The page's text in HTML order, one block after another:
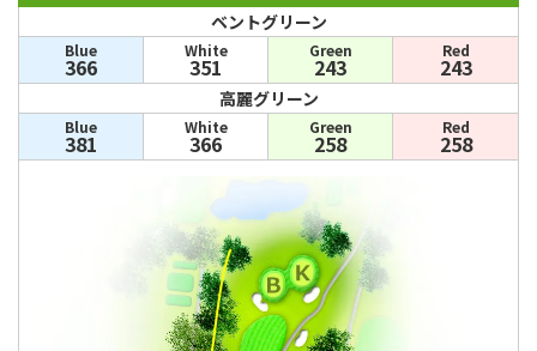
ベントグリーン
Blue
366
White
351
Green
243
Red
243
高麗グリーン
Blue
381
White
366
Green
258
Red
258